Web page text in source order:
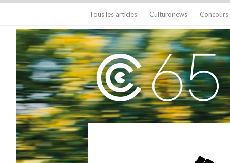
Tous les articles Culturonews Concours